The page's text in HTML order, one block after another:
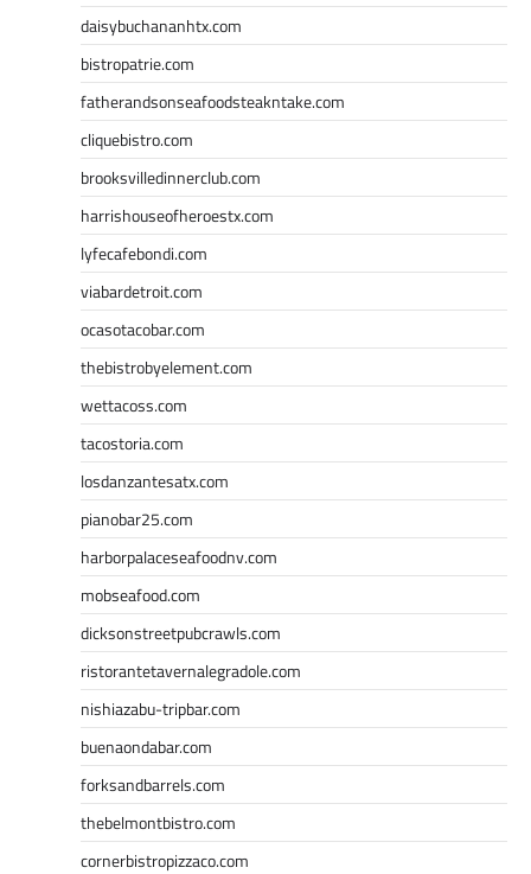
daisybuchananhtx.com
bistropatrie.com
fatherandsonseafoodsteakntake.com
cliquebistro.com
brooksvilledinnerclub.com
harrishouseofheroestx.com
lyfecafebondi.com
viabardetroit.com
ocasotacobar.com
thebistrobyelement.com
wettacoss.com
tacostoria.com
losdanzantesatx.com
pianobar25.com
harborpalaceseafoodnv.com
mobseafood.com
dicksonstreetpubcrawls.com
ristorantetavernalegradole.com
nishiazabu-tripbar.com
buenaondabar.com
forksandbarrels.com
thebelmontbistro.com
cornerbistropizzaco.com